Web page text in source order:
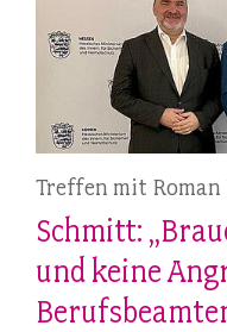
Treffen mit Roman
Schmitt:
und keine